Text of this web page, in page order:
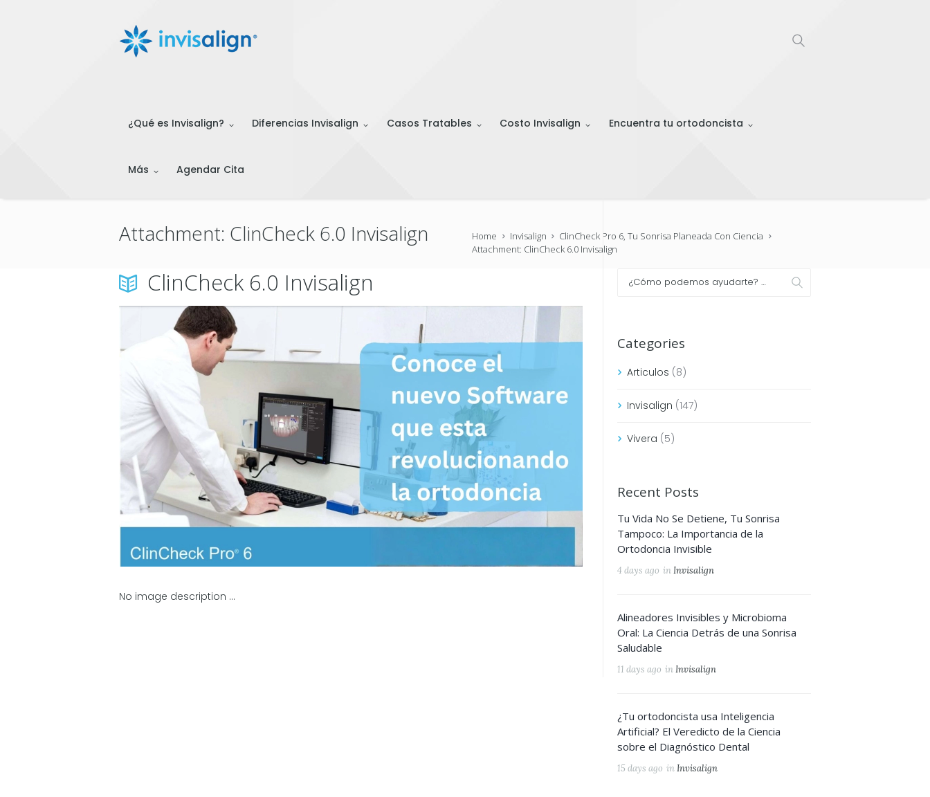
¿Qué es Invisalign? Diferencias Invisalign Casos Tratables Costo Invisalign Encuentra tu ortodoncista
Más Agendar Cita
Attachment: ClinCheck 6.0 Invisalign Home Invisalign
ClinCheck Pro 6, Tu Sonrisa Planeada Con Ciencia
Attachment: ClinCheck 6.0 Invisalign
ClinCheck 6.0 Invisalign
No image description ...
Categories
Articulos (8)
Invisalign (147)
Vivera (5)
Recent Posts
Tu Vida No Se Detiene, Tu Sonrisa
Tampoco: La Importancia de la
Ortodoncia Invisible
4 days ago inInvisalign
Alineadores Invisibles y Microbioma
Oral: La Ciencia Detrás de una Sonrisa
Saludable
11 days ago inInvisalign
¿Tu ortodoncista usa Inteligencia
Artificial? El Veredicto de la Ciencia
sobre el Diagnóstico Dental
15 days ago inInvisalign